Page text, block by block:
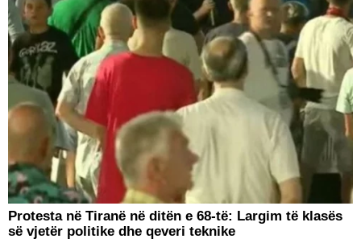
Protesta në Tiranë në ditën e 68-të: Largim të klasës
së vjetër politike dhe qeveri teknike